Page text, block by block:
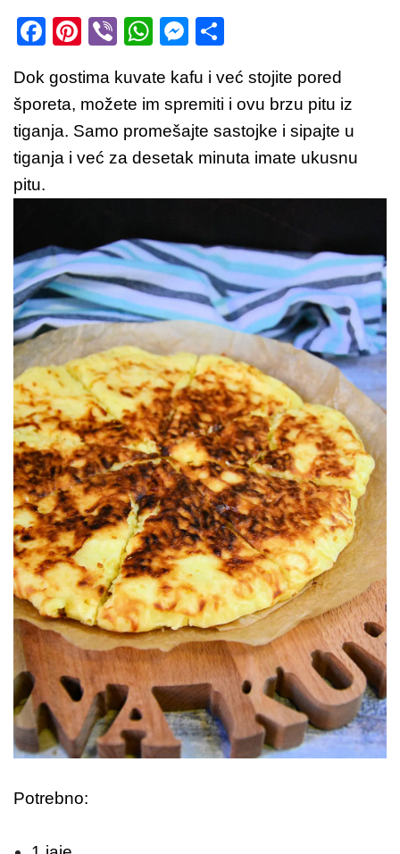
F
c
e
b
o
o
Pi
er
e
st
Vi
er
W
at
s
A
p
p
M
ss
e
n
g
er
ar
e
Dok gostima kuvate kafu i već stojite pored
šporeta, možete im spremiti i ovu brzu pitu iz
tiganja. Samo promešajte sastojke i sipajte u
tiganja i već za desetak minuta imate ukusnu
pitu.
Potrebno: